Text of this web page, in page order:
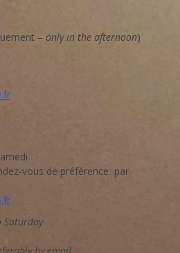
– only in the afternoon)
vous de préférence par
Saturday
by email :